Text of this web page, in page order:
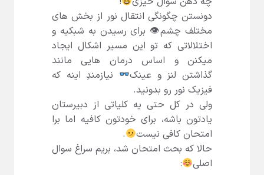
دونستن چگونگی انتقال نور از بخش های
مختلف چشم👁 برای رسیدن به شبکیه و
اختلالاتی که تو این مسیر اشکال ایجاد
میکنن و اساس درمان هایی مانند
گذاشتن لنز و عینک
نیازمندِ اینه که
فیزیک نور رو بدونید.
ولی در کل حتی یه کلیاتی از دبیرستان
یادتون باشه، برای خودتون کافیه اما برا
امتحان کافی نیست
.
حالا که بحث امتحان شد، بریم سراغ سوال
اصلی
: